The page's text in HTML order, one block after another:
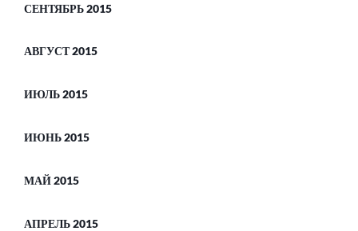
СЕНТЯБРЬ 2015
АВГУСТ 2015
ИЮЛЬ 2015
ИЮНЬ 2015
МАЙ 2015
АПРЕЛЬ 2015